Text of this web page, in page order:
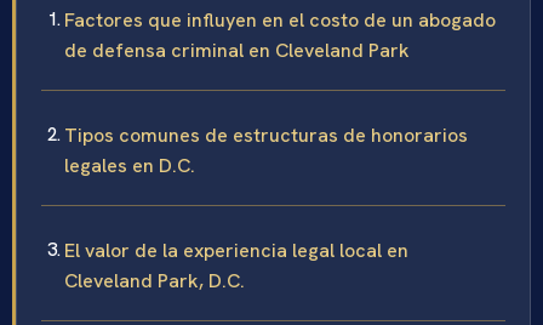
Factores que influyen en el costo de un abogado
de defensa criminal en Cleveland Park
Tipos comunes de estructuras de honorarios
legales en D.C.
El valor de la experiencia legal local en
Cleveland Park, D.C.